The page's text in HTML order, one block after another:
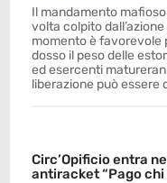
Il mandamento
volta colpito
momento è favorevole
dosso il peso delle
ed esercenti
liberazione può essere
Circ’Opificio entra
antiracket “Pago chi